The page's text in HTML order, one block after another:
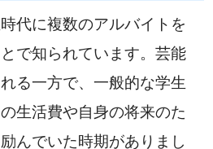
代に複数のアルバイトを
で知られています。芸能
る一方で、一般的な学生
生活費や自身の将来のた
んでいた時期がありまし